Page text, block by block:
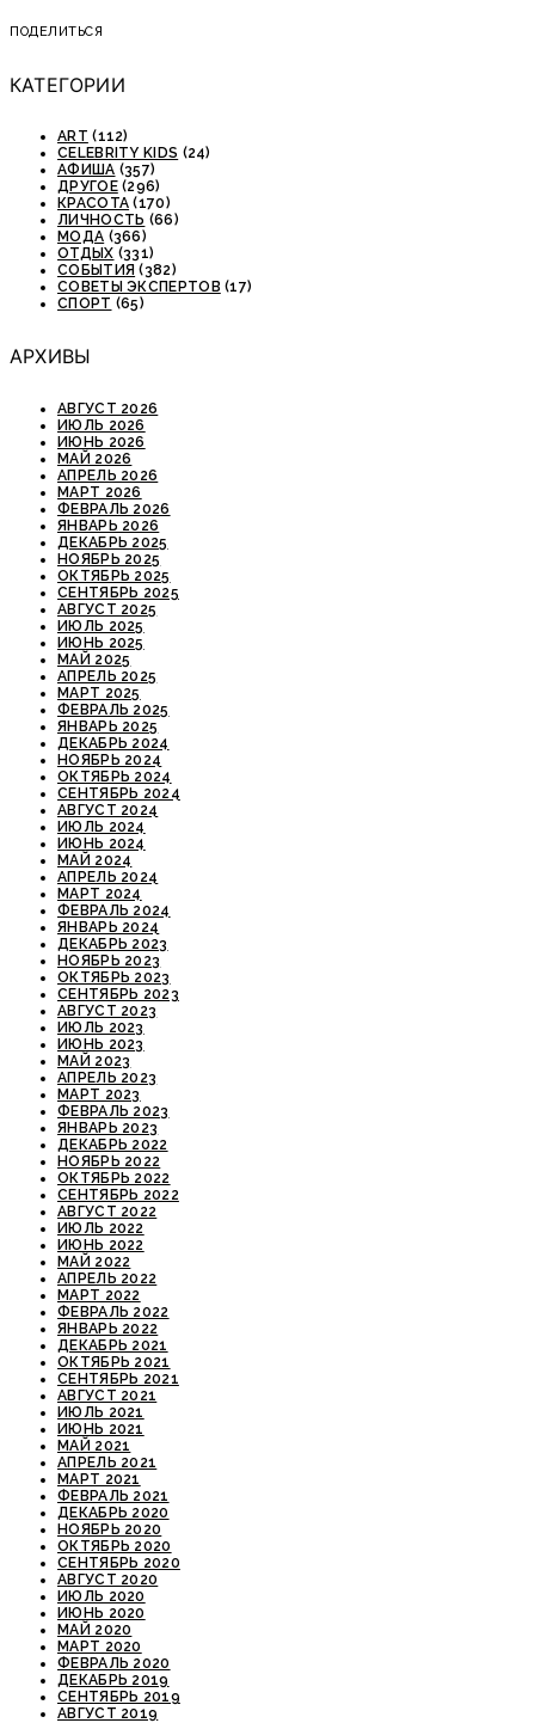
ПОДЕЛИТЬСЯ
КАТЕГОРИИ
ART (112)
CELEBRITY KIDS (24)
АФИША (357)
ДРУГОЕ(296)
КРАСОТА (170)
ЛИЧНОСТЬ (66)
МОДА (366)
ОТДЫХ (331)
СОБЫТИЯ (382)
СОВЕТЫ ЭКСПЕРТОВ (17)
СПОРТ (65)
АРХИВЫ
АВГУСТ 2026
ИЮЛЬ 2026
ИЮНЬ 2026
МАЙ 2026
АПРЕЛЬ 2026
МАРТ 2026
ФЕВРАЛЬ 2026
ЯНВАРЬ 2026
ДЕКАБРЬ 2025
НОЯБРЬ 2025
ОКТЯБРЬ 2025
СЕНТЯБРЬ 2025
АВГУСТ 2025
ИЮЛЬ 2025
ИЮНЬ 2025
МАЙ 2025
АПРЕЛЬ 2025
МАРТ 2025
ФЕВРАЛЬ 2025
ЯНВАРЬ 2025
ДЕКАБРЬ 2024
НОЯБРЬ 2024
ОКТЯБРЬ 2024
СЕНТЯБРЬ 2024
АВГУСТ 2024
ИЮЛЬ 2024
ИЮНЬ 2024
МАЙ 2024
АПРЕЛЬ 2024
МАРТ 2024
ФЕВРАЛЬ 2024
ЯНВАРЬ 2024
ДЕКАБРЬ 2023
НОЯБРЬ 2023
ОКТЯБРЬ 2023
СЕНТЯБРЬ 2023
АВГУСТ 2023
ИЮЛЬ 2023
ИЮНЬ 2023
МАЙ 2023
АПРЕЛЬ 2023
МАРТ 2023
ФЕВРАЛЬ 2023
ЯНВАРЬ 2023
ДЕКАБРЬ 2022
НОЯБРЬ 2022
ОКТЯБРЬ 2022
СЕНТЯБРЬ 2022
АВГУСТ 2022
ИЮЛЬ 2022
ИЮНЬ 2022
МАЙ 2022
АПРЕЛЬ 2022
МАРТ 2022
ФЕВРАЛЬ 2022
ЯНВАРЬ 2022
ДЕКАБРЬ 2021
ОКТЯБРЬ 2021
СЕНТЯБРЬ 2021
АВГУСТ 2021
ИЮЛЬ 2021
ИЮНЬ 2021
МАЙ 2021
АПРЕЛЬ 2021
МАРТ 2021
ФЕВРАЛЬ 2021
ДЕКАБРЬ 2020
НОЯБРЬ 2020
ОКТЯБРЬ 2020
СЕНТЯБРЬ 2020
АВГУСТ 2020
ИЮЛЬ 2020
ИЮНЬ 2020
МАЙ 2020
МАРТ 2020
ФЕВРАЛЬ 2020
ДЕКАБРЬ 2019
СЕНТЯБРЬ 2019
АВГУСТ 2019